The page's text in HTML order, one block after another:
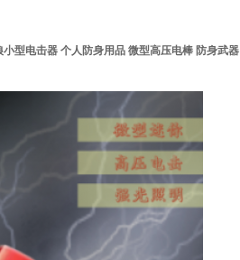
型电击器 个人防身用品 微型高压电棒 防身武器